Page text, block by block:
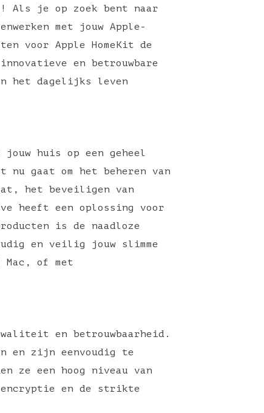
Als je op zoek bent naar
met jouw Apple-
voor Apple HomeKit de
en betrouwbare
het dagelijks leven
jouw huis op een geheel
nu gaat om het beheren van
het beveiligen van
heeft een oplossing voor
is de naadloze
en veilig jouw slimme
Mac, of met
en betrouwbaarheid.
en zijn eenvoudig te
ze een hoog niveau van
en de strikte